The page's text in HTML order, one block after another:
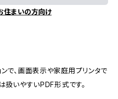
住まいの方向け
で、画面表示や家庭用プリンタで
扱いやすいPDF形式です。